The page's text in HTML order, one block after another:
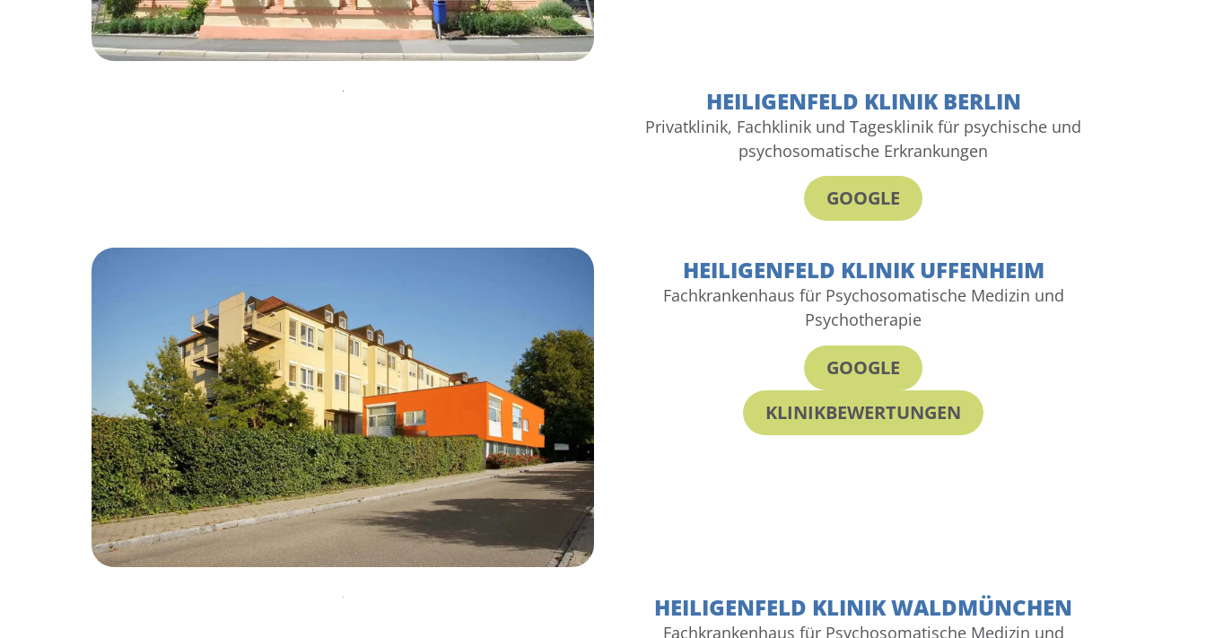
HEILIGENFELD KLINIK BERLIN
Privatklinik, Fachklinik und Tagesklinik für psychische und
psychosomatische Erkrankungen
GOOGLE
HEILIGENFELD KLINIK UFFENHEIM
Fachkrankenhaus für Psychosomatische Medizin und
Psychotherapie
GOOGLE
KLINIKBEWERTUNGEN
HEILIGENFELD KLINIK WALDMÜNCHEN
Fachkrankenhaus für Psychosomatische Medizin und